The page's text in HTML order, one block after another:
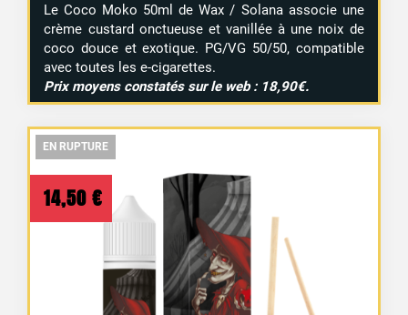
Le Coco Moko 50ml de Wax / Solana associe une
crème custard onctueuse et vanillée à une noix de
coco douce et exotique. PG/VG 50/50, compatible
avec toutes les e-cigarettes.
Prix moyens constatés sur le web : 18,90€.
EN RUPTURE
EN RUPTURE
14,50 €
EN RUPTURE